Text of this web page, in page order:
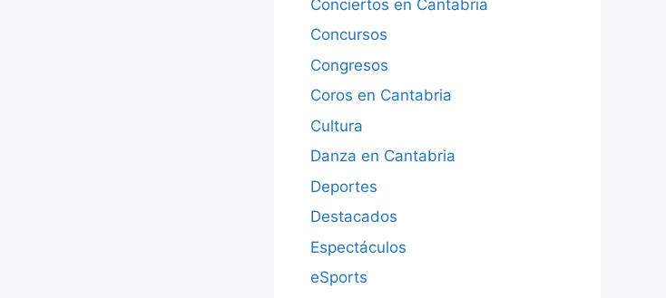
Conciertos en Cantabria
Concursos
Congresos
Coros en Cantabria
Cultura
Danza en Cantabria
Deportes
Destacados
Espectáculos
eSports